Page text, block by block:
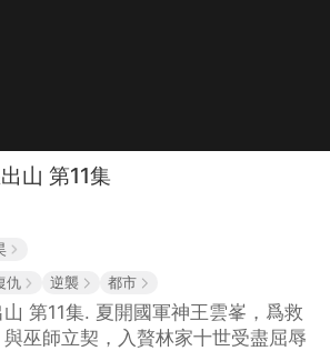
山 第11集
仇 逆襲 都市
第11集. 夏開國軍神王雲峯，爲救
巫師立契，入贅林家十世受盡屈辱